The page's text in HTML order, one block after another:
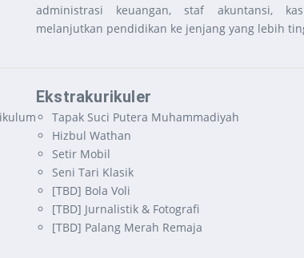
administrasi keuangan, staf akuntansi,
melanjutkan pendidikan ke jenjang yang lebih
Ekstrakurikuler
Tapak Suci Putera Muhammadiyah
Hizbul Wathan
Setir Mobil
Seni Tari Klasik
[TBD] Bola Voli
[TBD] Jurnalistik & Fotografi
[TBD] Palang Merah Remaja